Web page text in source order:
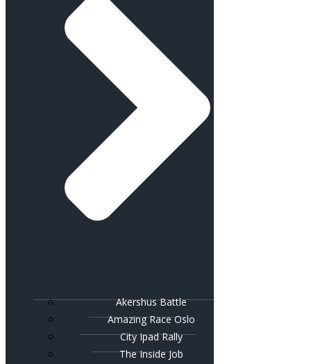
Akershus Battle
Amazing Race Oslo
City Ipad Rally
The Inside Job